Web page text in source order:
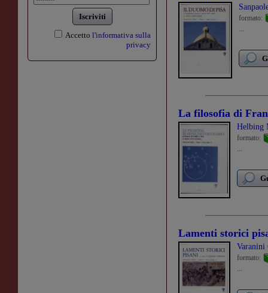
Iscriviti
Accetto l'informativa sulla
privacy
formato:
...
La filosofia di
Helbing
formato:
...
Lamenti storici
Varanini
formato:
...